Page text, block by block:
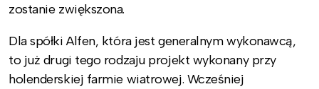
zostanie zwiększona.
Dla spółki Alfen, która jest generalnym wykonawcą,
to już drugi tego rodzaju projekt wykonany przy
holenderskiej farmie wiatrowej. Wcześniej